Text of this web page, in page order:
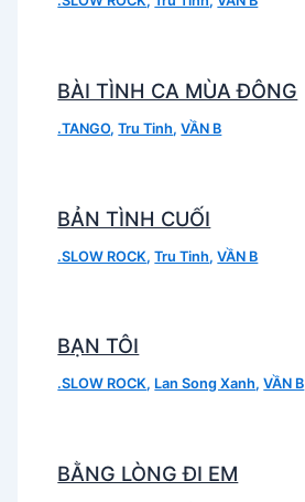
BÀI TÌNH CA MÙA ĐÔNG
.TANGO,Tru Tinh,VẦN B
BẢN TÌNH CUỐI
.SLOW ROCK,Tru Tinh,VẦN B
BẠN TÔI
.SLOW ROCK, Lan Song Xanh,VẦN B
BẰNG LÒNG ĐI EM